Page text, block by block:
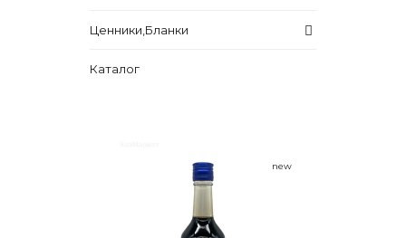
Ценники,Бланки
Каталог
new